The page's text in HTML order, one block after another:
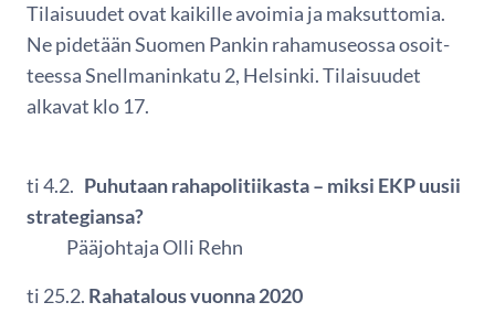
Tilaisuudet ovat kaikille avoimia ja maksuttomia.
Ne pidetään Suomen Pankin rahamuseossa osoit-
teessa Snellmaninkatu 2, Helsinki. Tilaisuudet
alkavat klo 17.
ti 4.2. Puhutaan rahapolitiikasta – miksi EKP uusii
strategiansa?
Pääjohtaja Olli Rehn
ti 25.2. Rahatalous vuonna 2020